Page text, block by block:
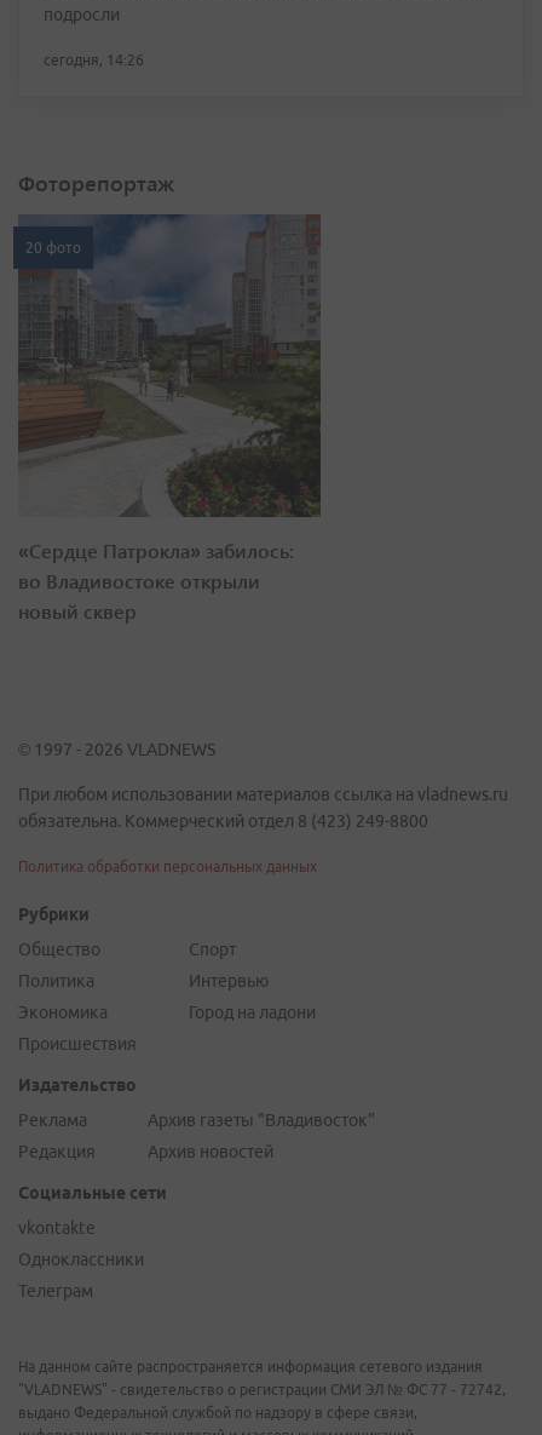
подросли
сегодня, 14:26
Фоторепортаж
20 фото
«Сердце Патрокла» забилось:
во Владивостоке открыли
новый сквер
© 1997 - 2026 VLADNEWS
При любом использовании материалов ссылка на vladnews.ru
обязательна. Коммерческий отдел 8 (423) 249-8800
Политика обработки персональных данных
Рубрики
Общество
Политика
Экономика
Происшествия
Спорт
Интервью
Город на ладони
Издательство
Реклама
Редакция
Архив газеты "Владивосток"
Архив новостей
Социальные сети
vkontakte
Одноклассники
Телеграм
На данном сайте распространяется информация сетевого издания
"VLADNEWS" - свидетельство о регистрации СМИ ЭЛ № ФС 77 - 72742,
выдано Федеральной службой по надзору в сфере связи,